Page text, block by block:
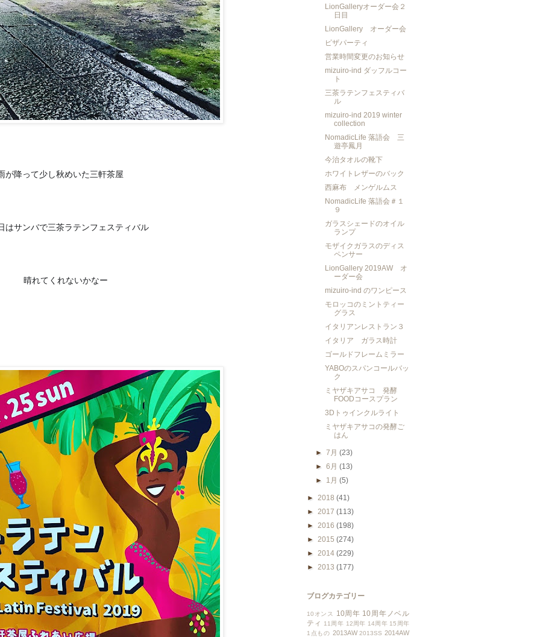
が降って少し秋めいた三軒茶屋
はサンバで三茶ラテンフェスティバル
晴れてくれないかなー
LionGalleryオーダー会２
日目
LionGallery オーダー会
ピザパーティ
営業時間変更のお知らせ
mizuiro-ind ダッフルコー
ト
三茶ラテンフェスティバ
ル
mizuiro-ind 2019 winter
collection
NomadicLife 落語会 三
遊亭鳳月
今治タオルの靴下
ホワイトレザーのバック
西麻布 メンゲルムス
NomadicLife 落語会＃１
９
ガラスシェードのオイル
ランプ
モザイクガラスのディス
ペンサー
LionGallery 2019AW オ
ーダー会
mizuiro-ind のワンピース
モロッコのミントティー
グラス
イタリアンレストラン３
イタリア ガラス時計
ゴールドフレームミラー
YABOのスパンコールバッ
ク
ミヤザキアサコ 発酵
FOODコースプラン
3Dトゥインクルライト
ミヤザキアサコの発酵ご
はん
►7月(23)
►6月(13)
► 1月(5)
► 2018 (41)
► 2017 (113)
► 2016 (198)
► 2015 (274)
► 2014 (229)
► 2013 (177)
ブログカテゴリー
10オンス 10周年 10周年ノベル
ティ
11周年 12周年 14周年 15周年
1点もの 2013AW 2013SS 2014AW